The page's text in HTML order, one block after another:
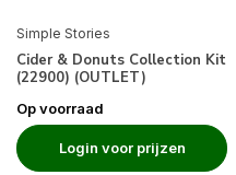
Simple Stories
Cider & Donuts Collection Kit
(22900) (OUTLET)
Op voorraad
Login voor prijzen